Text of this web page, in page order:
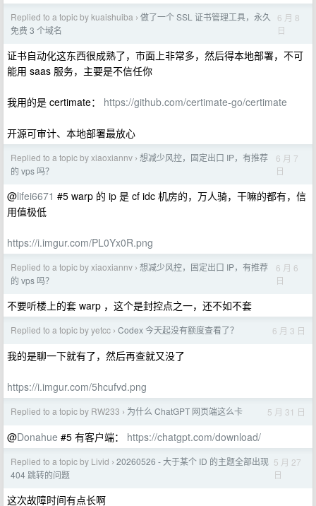
Replied to a topic by kuaishuiba › 做了一个 SSL 证书管理工具，永久
免费 3 个域名
6 月 8
日
证书自动化这东西很成熟了，市面上非常多，然后得本地部署，不可
能用 saas 服务，主要是不信任你
我用的是 certimate： https://github.com/certimate-go/certimate
开源可审计、本地部署最放心
Replied to a topic by xiaoxiannv › 想减少风控，固定出口 IP，有推荐
的 vps 吗？
6 月 7
日
@lifei6671 #5 warp 的 ip 是 cf idc 机房的，万人骑，干嘛的都有，信
用值极低
https://i.imgur.com/PL0Yx0R.png
Replied to a topic by xiaoxiannv › 想减少风控，固定出口 IP，有推荐
的 vps 吗？
6 月 6
日
不要听楼上的套 warp ，这个是封控点之一，还不如不套
Replied to a topic by yetcc › Codex 今天起没有额度查看了？ 6 月 3 日
我的是聊一下就有了，然后再查就又没了
https://i.imgur.com/5hcufvd.png
Replied to a topic by RW233 › 为什么 ChatGPT 网页端这么卡 5 月 31 日
@Donahue #5 有客户端： https://chatgpt.com/download/
Replied to a topic by Livid › 20260526 - 大于某个 ID 的主题全部出现
404 跳转的问题
5 月 27
日
这次故障时间有点长啊